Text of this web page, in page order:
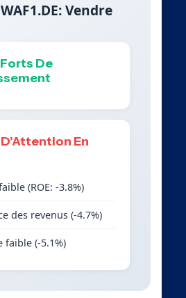
Vendre
De
En
(ROE: -3.8%)
des revenus (-4.7%)
faible (-5.1%)